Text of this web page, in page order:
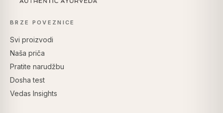
BRZE POVEZNICE
Svi proizvodi
Naša priča
Pratite narudžbu
Dosha test
Vedas Insights